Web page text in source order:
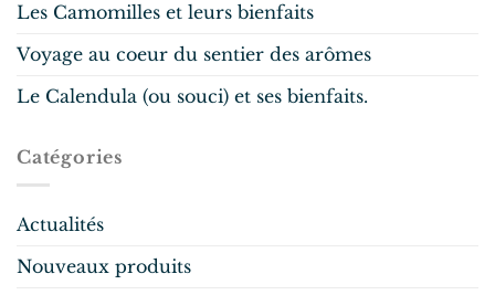
Les Camomilles et leurs bienfaits
Voyage au coeur du sentier des arômes
Le Calendula (ou souci) et ses bienfaits.
Catégories
Actualités
Nouveaux produits